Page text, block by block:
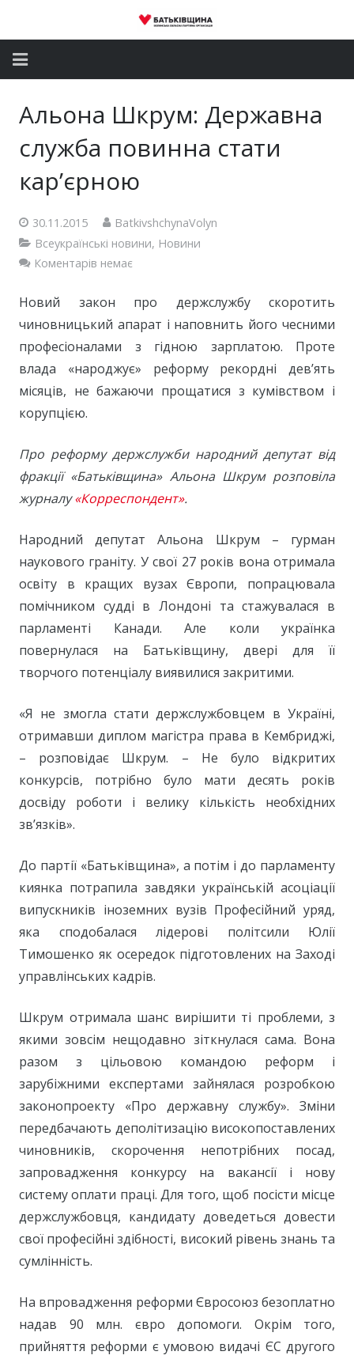
Громадські приймальні
Альона Шкрум: Державна
служба повинна стати
кар’єрною
30.11.2015
BatkivshchynaVolyn
Всеукраїнські новини, Новини
Коментарів немає
Новий закон про держслужбу скоротить
чиновницький апарат і наповнить його чесними
професіоналами з гідною зарплатою. Проте
влада «народжує» реформу рекордні дев’ять
місяців, не бажаючи прощатися з кумівством і
корупцією.
Про реформу держслужби народний депутат від
фракції «Батьківщина» Альона Шкрум розповіла
журналу«Корреспондент».
Народний депутат Альона Шкрум – гурман
наукового граніту. У свої 27 років вона отримала
освіту в кращих вузах Європи, попрацювала
помічником судді в Лондоні та стажувалася в
парламенті Канади. Але коли українка
повернулася на Батьківщину, двері для її
творчого потенціалу виявилися закритими.
«Я не змогла стати держслужбовцем в Україні,
отримавши диплом магістра права в Кембриджі,
– розповідає Шкрум. – Не було відкритих
конкурсів, потрібно було мати десять років
досвіду роботи і велику кількість необхідних
зв’язків».
До партії «Батьківщина», а потім і до парламенту
киянка потрапила завдяки українській асоціації
випускників іноземних вузів Професійний уряд,
яка сподобалася лідерові політсили Юлії
Тимошенко як осередок підготовлених на Заході
управлінських кадрів.
Шкрум отримала шанс вирішити ті проблеми, з
якими зовсім нещодавно зіткнулася сама. Вона
разом з цільовою командою реформ і
зарубіжними експертами зайнялася розробкою
законопроекту «Про державну службу». Зміни
передбачають деполітизацію високопоставлених
чиновників, скорочення непотрібних посад,
запровадження конкурсу на вакансії і нову
систему оплати праці. Для того, щоб посісти місце
держслужбовця, кандидату доведеться довести
свої професійні здібності, високий рівень знань та
сумлінність.
На впровадження реформи Євросоюз безоплатно
надав 90 млн. євро допомоги. Окрім того,
прийняття реформи є умовою видачі ЄС другого